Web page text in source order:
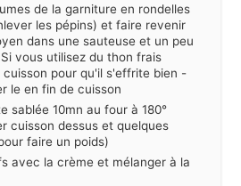
de la garniture en rondelles
les pépins) et faire revenir
dans une sauteuse et un peu
vous utilisez du thon frais
cuisson pour qu'il s'effrite bien -
le en fin de cuisson
sablée 10mn au four à 180°
cuisson dessus et quelques
faire un poids)
avec la crème et mélanger à la